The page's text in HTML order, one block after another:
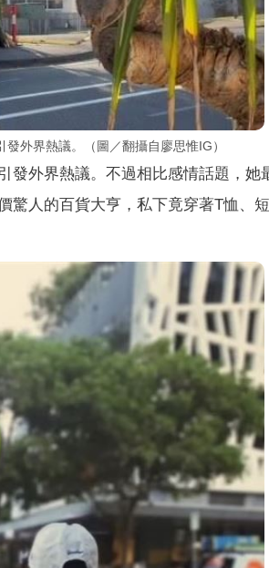
外界熱議。（圖／翻攝自廖思惟IG）
發外界熱議。不過相比感情話題，她
驚人的百貨大亨，私下竟穿著T恤、